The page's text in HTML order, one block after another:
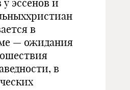
эссенов и
в
— ожидания
в